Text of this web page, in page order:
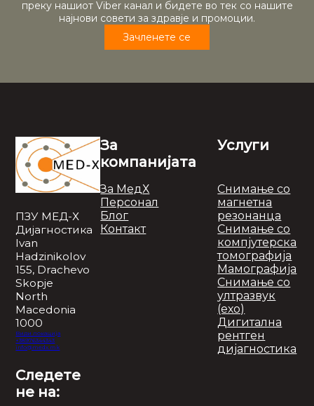
преку нашиот Viber канал и бидете во тек со нашите
најнови совети за здравје и промоции.
Зачленете се
ПЗУ МЕД-Х
Дијагностика
Ivan
Hadzinikolov
155, Drachevo
Skopje
North
Macedonia
1000
Види локација
+38976344343
info@medx.mk
Следете
не на:
За
компанијата
За МедХ
Персонал
Блог
Контакт
Услуги
Снимање со
магнетна
резонанца
Снимање со
компјутерска
томографија
Мамографија
Снимање со
ултразвук
(ехо)
Дигитална
рентген
дијагностика